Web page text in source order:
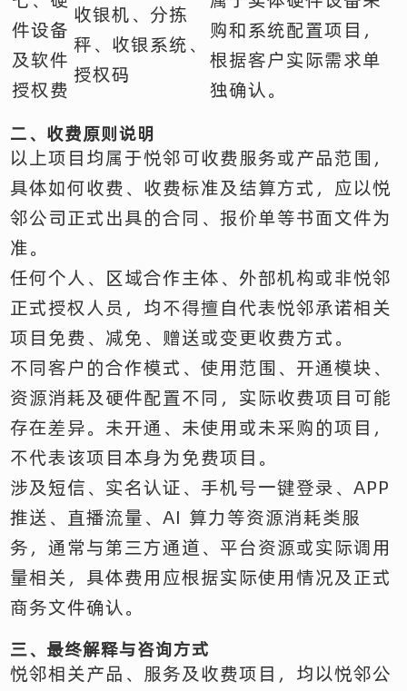
件设备
及软件
授权费
收银机、分拣
秤、收银系统、
授权码
购和系统配置项目，
根据客户实际需求单
独确认。
二、收费原则说明
以上项目均属于悦邻可收费服务或产品范围，
具体如何收费、收费标准及结算方式，应以悦
邻公司正式出具的合同、报价单等书面文件为
准。
任何个人、区域合作主体、外部机构或非悦邻
正式授权人员，均不得擅自代表悦邻承诺相关
项目免费、减免、赠送或变更收费方式。
不同客户的合作模式、使用范围、开通模块、
资源消耗及硬件配置不同，实际收费项目可能
存在差异。未开通、未使用或未采购的项目，
不代表该项目本身为免费项目。
涉及短信、实名认证、手机号一键登录、APP
推送、直播流量、AI 算力等资源消耗类服
务，通常与第三方通道、平台资源或实际调用
量相关，具体费用应根据实际使用情况及正式
商务文件确认。
三、最终解释与咨询方式
悦邻相关产品、服务及收费项目，均以悦邻公